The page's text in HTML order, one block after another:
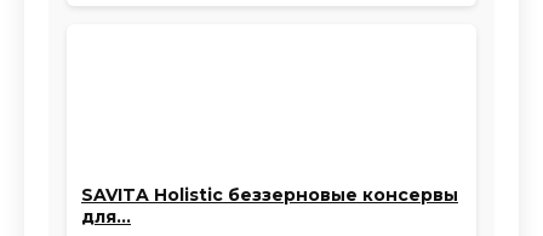
SAVITA Holistic беззерновые консервы
для…